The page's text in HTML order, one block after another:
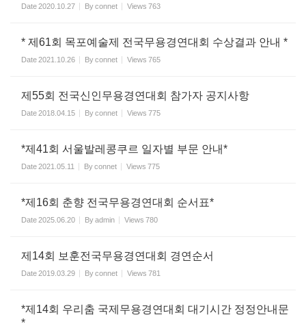
Date2020.10.27 Byconnet Views 763
* 제61회 목포예술제 전국무용경연대회 수상결과 안내 *
Date2021.10.26 Byconnet Views 765
제55회 전국신인무용경연대회 참가자 공지사항
Date2018.04.15 Byconnet Views 775
*제41회 서울발레콩쿠르 일자별 부문 안내*
Date2021.05.11 Byconnet Views 775
*제16회 춘향 전국무용경연대회 순서표*
Date2025.06.20 Byadmin Views 780
제14회 보훈전국무용경연대회 경연순서
Date2019.03.29 Byconnet Views 781
*제14회 우리춤 국제무용경연대회 대기시간 정정안내문
*